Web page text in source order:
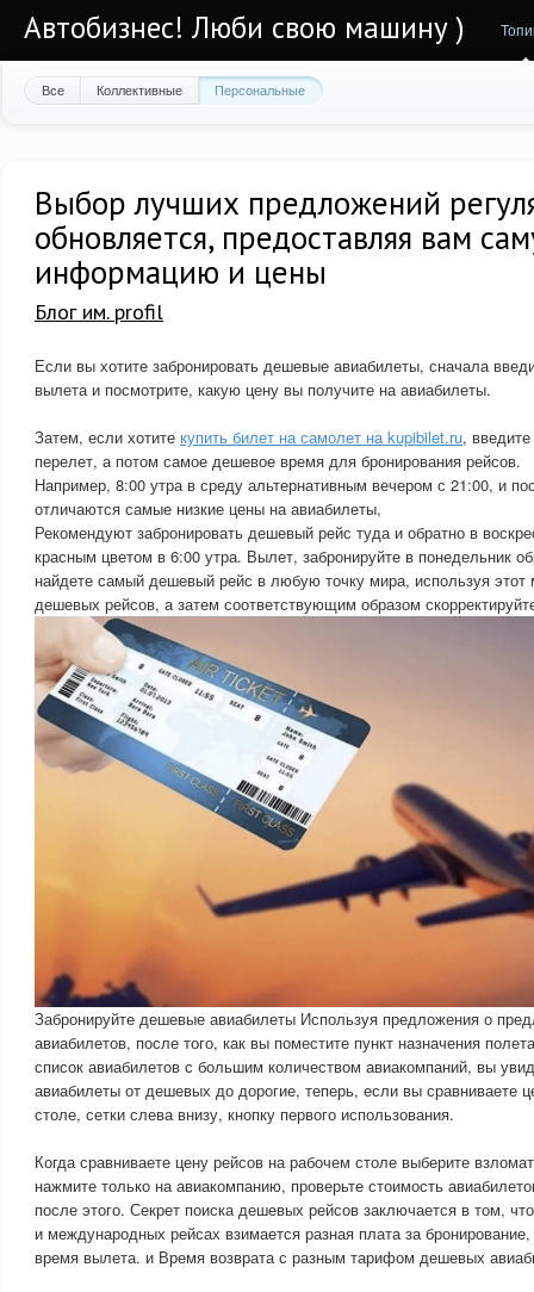
Автобизнес! Люби свою машину )
Все Коллективные Персональные
Выбор лучших предложений
обновляется, предоставляя вам
информацию и цены
Блог им. profil
Если вы хотите забронировать дешевые авиабилеты, сначала
вылета и посмотрите, какую цену вы получите на авиабилеты.
Затем, если хотите купить билет на самолет на kupibilet.ru,
перелет, а потом самое дешевое время для бронирования рейсов.
Например, 8:00 утра в среду альтернативным вечером с 21:00, и
отличаются самые низкие цены на авиабилеты,
Рекомендуют забронировать дешевый рейс туда и обратно в
красным цветом в 6:00 утра. Вылет, забронируйте в понедельник
найдете самый дешевый рейс в любую точку мира, используя этот
дешевых рейсов, а затем соответствующим образом
Забронируйте дешевые авиабилеты Используя предложения о
авиабилетов, после того, как вы поместите пункт назначения
список авиабилетов с большим количеством авиакомпаний, вы
авиабилеты от дешевых до дорогие, теперь, если вы сравниваете
столе, сетки слева внизу, кнопку первого использования.
Когда сравниваете цену рейсов на рабочем столе выберите
нажмите только на авиакомпанию, проверьте стоимость
после этого. Секрет поиска дешевых рейсов заключается в том,
и международных рейсах взимается разная плата за
время вылета. и Время возврата с разным тарифом дешевых